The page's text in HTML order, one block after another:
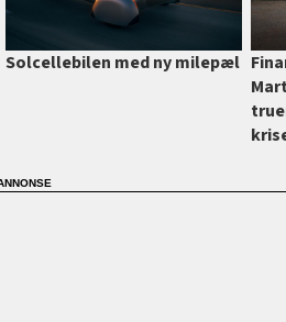
Solcellebilen med ny milepæl